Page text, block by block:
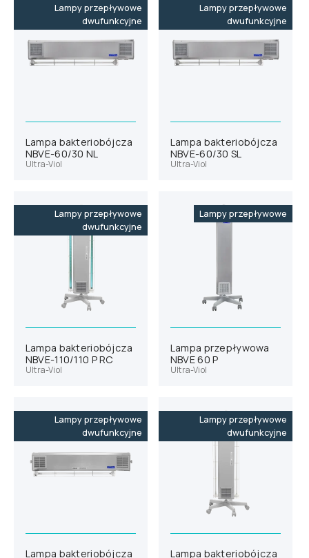
Lampy przepływowe
dwufunkcyjne
Lampa bakteriobójcza
NBVE-60/30 NL
Ultra-Viol
Lampy przepływowe
dwufunkcyjne
Lampa bakteriobójcza
NBVE-60/30 SL
Ultra-Viol
Lampy przepływowe
dwufunkcyjne
Lampa bakteriobójcza
NBVE-110/110 P RC
Ultra-Viol
Lampy przepływowe
Lampa przepływowa
NBVE 60 P
Ultra-Viol
Lampy przepływowe
dwufunkcyjne
Lampa bakteriobójcza
Lampy przepływowe
dwufunkcyjne
Lampa bakteriobójcza